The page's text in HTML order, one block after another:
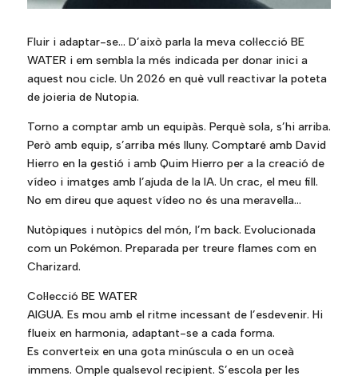
Fluir i adaptar-se… D’això parla la meva col·lecció BE
WATER i em sembla la més indicada per donar inici a
aquest nou cicle. Un 2026 en què vull reactivar la poteta
de joieria de Nutopia.
Torno a comptar amb un equipàs. Perquè sola, s’hi arriba.
Però amb equip, s’arriba més lluny. Comptaré amb David
Hierro en la gestió i amb Quim Hierro per a la creació de
vídeo i imatges amb l’ajuda de la IA. Un crac, el meu fill.
No em direu que aquest vídeo no és una meravella…
Nutòpiques i nutòpics del món, I’m back. Evolucionada
com un Pokémon. Preparada per treure flames com en
Charizard.
Col·lecció BE WATER
AIGUA. Es mou amb el ritme incessant de l’esdevenir. Hi
flueix en harmonia, adaptant-se a cada forma.
Es converteix en una gota minúscula o en un oceà
immens. Omple qualsevol recipient. S’escola per les